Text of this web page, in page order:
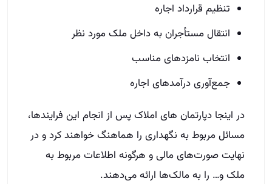
تنظیم قرارداد اجاره
انتقال مستأجران به داخل ملک مورد نظر
انتخاب نامزدهای مناسب
جمع‌آوری درآمدهای اجاره
در اینجا دپارتمان ­های املاک پس از انجام این فرایندها،
مسائل مربوط به نگهداری را هماهنگ خواهند کرد و در
نهایت صورت‌های مالی و هرگونه اطلاعات مربوط به
ملک و… را به مالک‌ها ارائه می‌دهند.